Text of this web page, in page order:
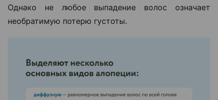
Однако не любое выпадение волос означает
необратимую потерю густоты.